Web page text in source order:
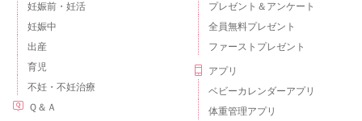
妊娠前・妊活
妊娠中
出産
育児
不妊・不妊治療
Ｑ＆Ａ
プレゼント＆アンケート
全員無料プレゼント
ファーストプレゼント
アプリ
ベビーカレンダーアプリ
体重管理アプリ